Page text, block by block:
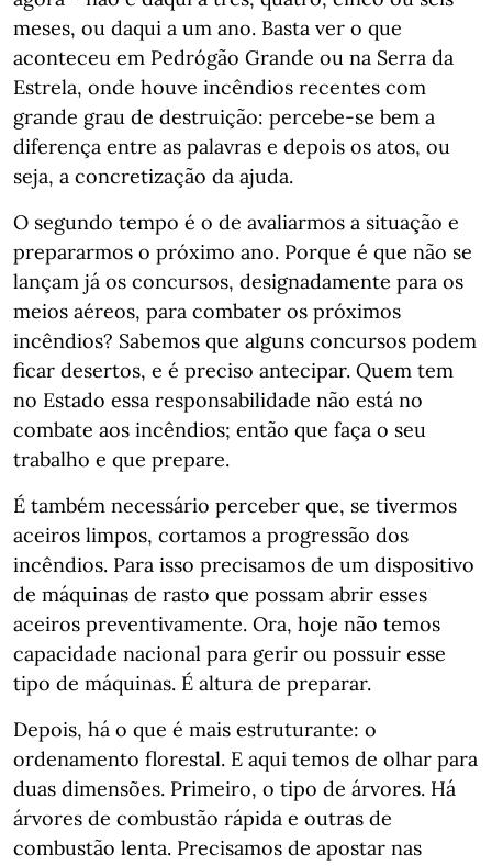
meses, ou daqui a um ano. Basta ver o que
aconteceu em Pedrógão Grande ou na Serra da
Estrela, onde houve incêndios recentes com
grande grau de destruição: percebe-se bem a
diferença entre as palavras e depois os atos, ou
seja, a concretização da ajuda.
O segundo tempo é o de avaliarmos a situação e
prepararmos o próximo ano. Porque é que não se
lançam já os concursos, designadamente para os
meios aéreos, para combater os próximos
incêndios? Sabemos que alguns concursos podem
ficar desertos, e é preciso antecipar. Quem tem
no Estado essa responsabilidade não está no
combate aos incêndios; então que faça o seu
trabalho e que prepare.
É também necessário perceber que, se tivermos
aceiros limpos, cortamos a progressão dos
incêndios. Para isso precisamos de um dispositivo
de máquinas de rasto que possam abrir esses
aceiros preventivamente. Ora, hoje não temos
capacidade nacional para gerir ou possuir esse
tipo de máquinas. É altura de preparar.
Depois, há o que é mais estruturante: o
ordenamento florestal. E aqui temos de olhar para
duas dimensões. Primeiro, o tipo de árvores. Há
árvores de combustão rápida e outras de
combustão lenta. Precisamos de apostar nas